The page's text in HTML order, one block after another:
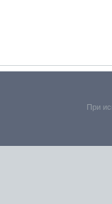
При